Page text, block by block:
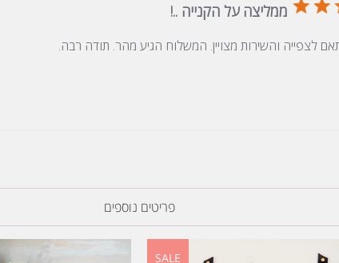
ממליצה על הקנייה ..!
לצפייה והשירות מצויין. המשלוח הגיע מהר. תודה רבה.
פריטים נוספים
SALE